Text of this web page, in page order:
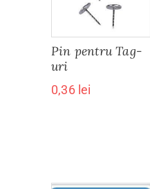
Pin pentru Tag-
uri
0,36 lei